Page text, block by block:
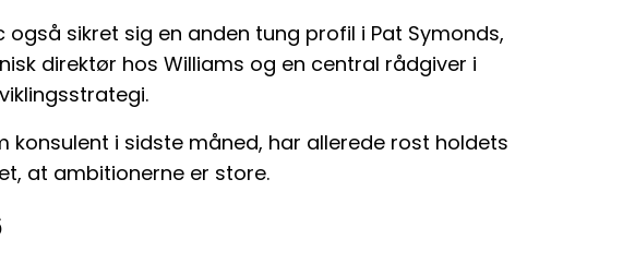
også sikret sig en anden tung profil i Pat Symonds,
direktør hos Williams og en central rådgiver i
konsulent i sidste måned, har allerede rost holdets
at ambitionerne er store.